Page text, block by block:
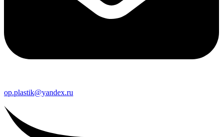
op.plastik@yandex.ru